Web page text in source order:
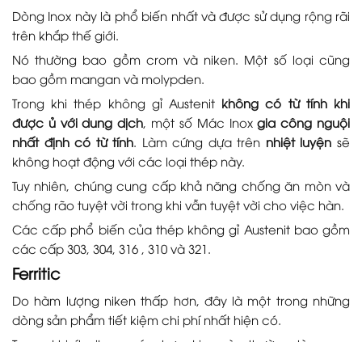
Dòng Inox này là phổ biến nhất và được sử dụng rộng rãi
trên khắp thế giới.
Nó thường bao gồm crom và niken. Một số loại cũng
bao gồm mangan và molypden.
Trong khi thép không gỉ Austenit không có từ tính khi
được ủ với dung dịch, một số Mác Inoxgia công nguội
nhất định có từ tính. Làm cứng dựa trên nhiệt luyện sẽ
không hoạt động với các loại thép này.
Tuy nhiên, chúng cung cấp khả năng chống ăn mòn và
chống rão tuyệt vời trong khi vẫn tuyệt vời cho việc hàn.
Các cấp phổ biến của thép không gỉ Austenit bao gồm
các cấp 303, 304, 316 , 310 và 321.
Ferritic
Do hàm lượng niken thấp hơn, đây là một trong những
dòng sản phẩm tiết kiệm chi phí nhất hiện có.